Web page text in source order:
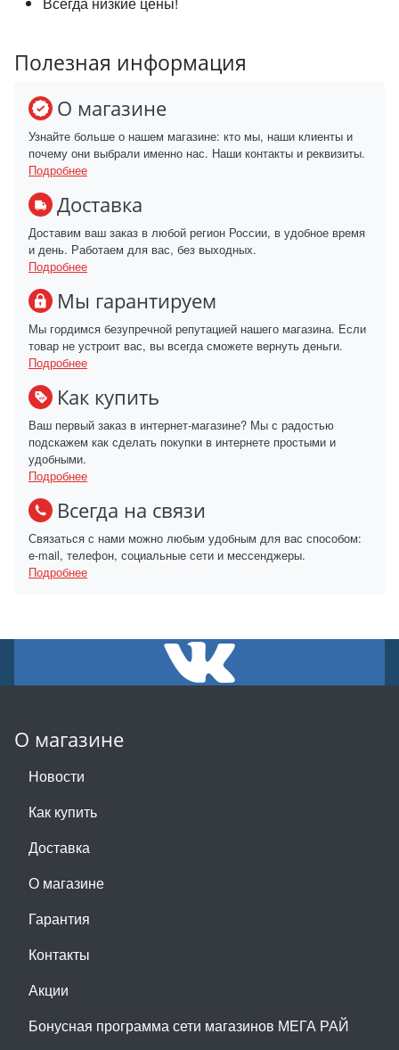
Полезная информация
О магазине
Узнайте больше о нашем магазине: кто мы, наши клиенты и
почему они выбрали именно нас. Наши контакты и реквизиты.
Подробнее
Доставка
Доставим ваш заказ в любой регион России, в удобное время
и день. Работаем для вас, без выходных.
Подробнее
Мы гарантируем
Мы гордимся безупречной репутацией нашего магазина. Если
товар не устроит вас, вы всегда сможете вернуть деньги.
Подробнее
Как купить
Ваш первый заказ в интернет-магазине? Мы с радостью
подскажем как сделать покупки в интернете простыми и
удобными.
Подробнее
Всегда на связи
Связаться с нами можно любым удобным для вас способом:
e-mail, телефон, социальные сети и мессенджеры.
Подробнее
О магазине
Новости
Как купить
Доставка
О магазине
Гарантия
Контакты
Акции
Бонусная программа сети магазинов МЕГА РАЙ